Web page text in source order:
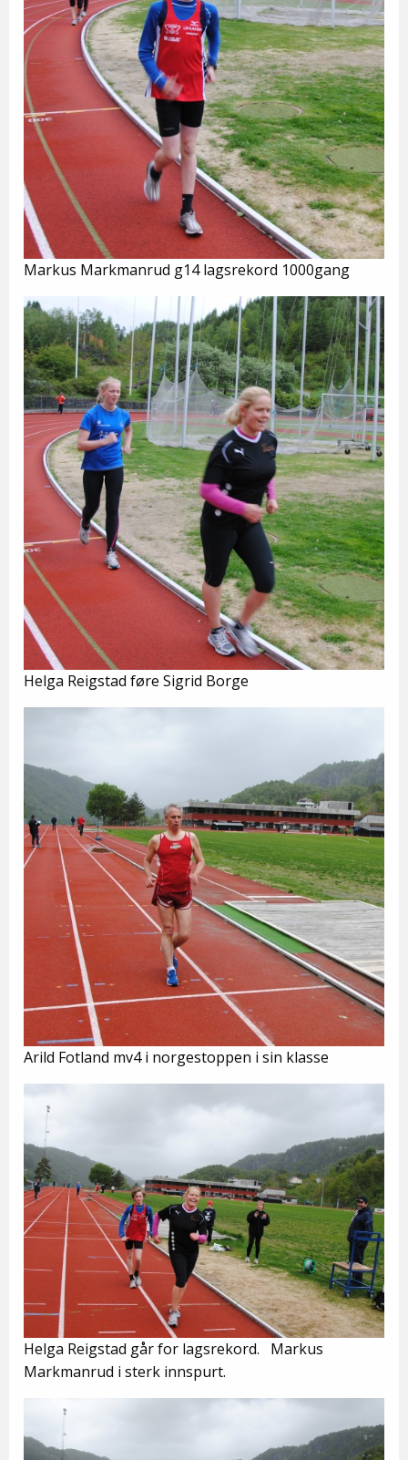
Markus Markmanrud g14 lagsrekord 1000gang
Helga Reigstad føre Sigrid Borge
Arild Fotland mv4 i norgestoppen i sin klasse
Helga Reigstad går for lagsrekord. Markus
Markmanrud i sterk innspurt.